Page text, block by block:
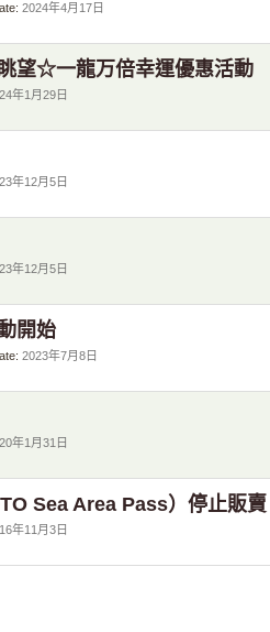
2024年4月17日
望☆一龍万倍幸運優惠活動
年1月29日
年12月5日
年12月5日
開始
2023年7月8日
年1月31日
Sea Area Pass）停止販賣
年11月3日